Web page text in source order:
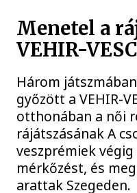
Menetel a
VEHIR-VESC
Három
győzött a VEHIR-
otthonában a női
rájátszásának A
veszprémiek
mérkőzést, és
arattak Szegeden.